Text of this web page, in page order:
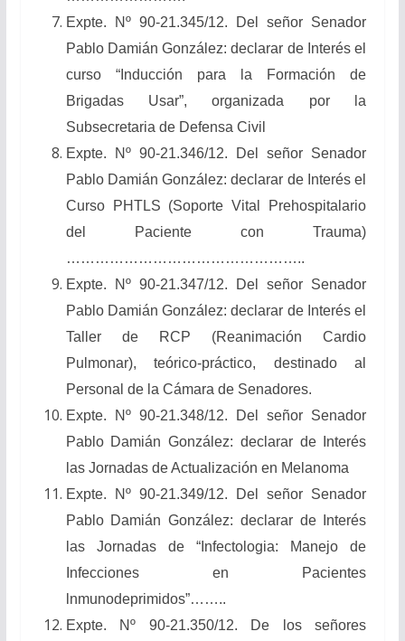
Expte. Nº 90-21.345/12. Del señor Senador
Pablo Damián González: declarar de Interés el
curso “Inducción para la Formación de
Brigadas Usar”, organizada por la
Subsecretaria de Defensa Civil
Expte. Nº 90-21.346/12. Del señor Senador
Pablo Damián González: declarar de Interés el
Curso PHTLS (Soporte Vital Prehospitalario
del Paciente con Trauma)
…………………………………………..
Expte. Nº 90-21.347/12. Del señor Senador
Pablo Damián González: declarar de Interés el
Taller de RCP (Reanimación Cardio
Pulmonar), teórico-práctico, destinado al
Personal de la Cámara de Senadores.
Expte. Nº 90-21.348/12. Del señor Senador
Pablo Damián González: declarar de Interés
las Jornadas de Actualización en Melanoma
Expte. Nº 90-21.349/12. Del señor Senador
Pablo Damián González: declarar de Interés
las Jornadas de “Infectologia: Manejo de
Infecciones en Pacientes
lnmunodeprimidos”……..
Expte. Nº 90-21.350/12. De los señores